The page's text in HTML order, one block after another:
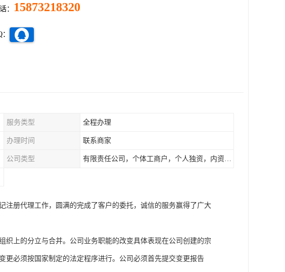
： 15873218320
服务类型 全程办理
办理时间 联系商家
公司类型 有限责任公司，个体工商户，个人独资，内资，外资
册代理工作，圆满的完成了客户的委托，诚信的服务赢得了广大
上的分立与合并。公司业务职能的改变具体表现在公司创建的宗
更必须按国家制定的法定程序进行。公司必须首先提交变更报告